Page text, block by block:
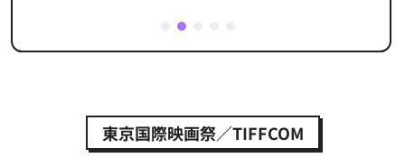
2
東京国際映画祭／TIFFCOM